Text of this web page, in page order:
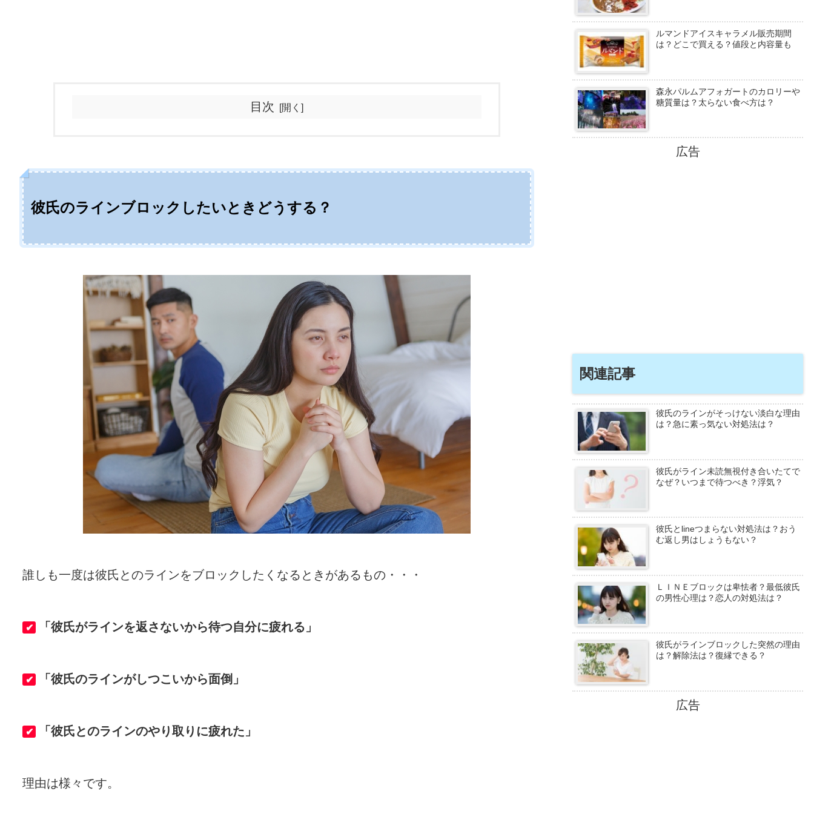
目次
彼氏のラインブロックしたいときどうする？
誰しも一度は彼氏とのラインをブロックしたくなるときがあるもの・・・
✔ 「彼氏がラインを返さないから待つ自分に疲れる」
✔ 「彼氏のラインがしつこいから面倒」
✔ 「彼氏とのラインのやり取りに疲れた」
理由は様々です。
ルマンドアイスキャラメル販売期間
は？どこで買える？値段と内容量も
森永パルムアフォガートのカロリーや
糖質量は？太らない食べ方は？
広告
関連記事
彼氏のラインがそっけない淡白な理由
は？急に素っ気ない対処法は？
彼氏がライン未読無視付き合いたてで
なぜ？いつまで待つべき？浮気？
彼氏とlineつまらない対処法は？おう
む返し男はしょうもない？
ＬＩＮＥブロックは卑怯者？最低彼氏
の男性心理は？恋人の対処法は？
彼氏がラインブロックした突然の理由
は？解除法は？復縁できる？
広告